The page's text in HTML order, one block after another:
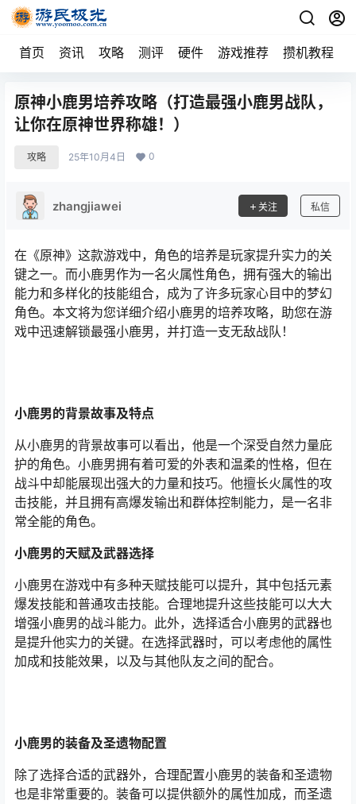
首页 资讯 攻略 测评 硬件 游戏推荐 攒机教程
原神小鹿男培养攻略（打造最强小鹿男战队，
让你在原神世界称雄！）
攻略 25年10月4日 0
zhangjiawei 关注 私信
在《原神》这款游戏中，角色的培养是玩家提升实力的关
键之一。而小鹿男作为一名火属性角色，拥有强大的输出
能力和多样化的技能组合，成为了许多玩家心目中的梦幻
角色。本文将为您详细介绍小鹿男的培养攻略，助您在游
戏中迅速解锁最强小鹿男，并打造一支无敌战队！
小鹿男的背景故事及特点
从小鹿男的背景故事可以看出，他是一个深受自然力量庇
护的角色。小鹿男拥有着可爱的外表和温柔的性格，但在
战斗中却能展现出强大的力量和技巧。他擅长火属性的攻
击技能，并且拥有高爆发输出和群体控制能力，是一名非
常全能的角色。
小鹿男的天赋及武器选择
小鹿男在游戏中有多种天赋技能可以提升，其中包括元素
爆发技能和普通攻击技能。合理地提升这些技能可以大大
增强小鹿男的战斗能力。此外，选择适合小鹿男的武器也
是提升他实力的关键。在选择武器时，可以考虑他的属性
加成和技能效果，以及与其他队友之间的配合。
小鹿男的装备及圣遗物配置
除了选择合适的武器外，合理配置小鹿男的装备和圣遗物
也是非常重要的。装备可以提供额外的属性加成，而圣遗